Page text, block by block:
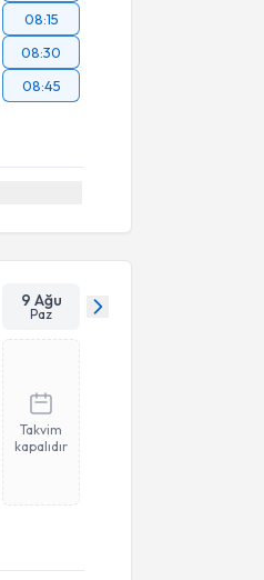
08:15
08:30
08:45
9 Ağu
Paz
Takvim
kapalıdır